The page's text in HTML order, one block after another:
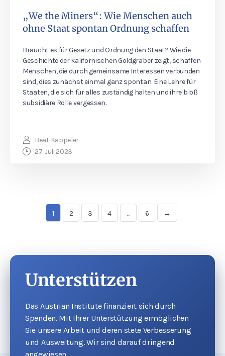
„We the Miners“: Wie Menschen auch
ohne Staat spontan Ordnung schaffen
Braucht es für Gesetz und Ordnung den Staat? Wie die
Geschichte der kalifornischen Goldgräber zeigt, schaffen
Menschen, die durch gemeinsame Interessen verbunden
sind, dies zunächst einmal ganz spontan. Eine Lehre für
Staaten, die sich für alles zuständig halten und ihre bloß
subsidiäre Rolle vergessen.
Beat Kappeler
27. Juli 2023
1 2 3 4 … 6 →
Unterstützen
Das Austrian Institute finanziert sich durch
Spenden. Mit Ihrer Unterstützung ermöglichen
Sie unsere Arbeit und deren stete Verbesserung
und Ausweitung. Wir sind darauf dringend